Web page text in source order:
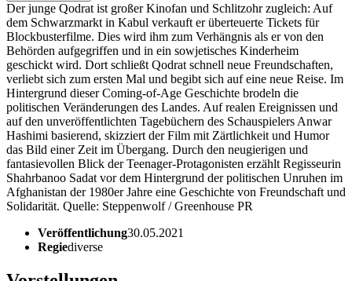
Der junge Qodrat ist großer Kinofan und Schlitzohr zugleich: Auf
dem Schwarzmarkt in Kabul verkauft er überteuerte Tickets für
Blockbusterfilme. Dies wird ihm zum Verhängnis als er von den
Behörden aufgegriffen und in ein sowjetisches Kinderheim
geschickt wird. Dort schließt Qodrat schnell neue Freundschaften,
verliebt sich zum ersten Mal und begibt sich auf eine neue Reise. Im
Hintergrund dieser Coming-of-Age Geschichte brodeln die
politischen Veränderungen des Landes. Auf realen Ereignissen und
auf den unveröffentlichten Tagebüchern des Schauspielers Anwar
Hashimi basierend, skizziert der Film mit Zärtlichkeit und Humor
das Bild einer Zeit im Übergang. Durch den neugierigen und
fantasievollen Blick der Teenager-Protagonisten erzählt Regisseurin
Shahrbanoo Sadat vor dem Hintergrund der politischen Unruhen im
Afghanistan der 1980er Jahre eine Geschichte von Freundschaft und
Solidarität. Quelle: Steppenwolf / Greenhouse PR
Veröffentlichung30.05.2021
Regiediverse